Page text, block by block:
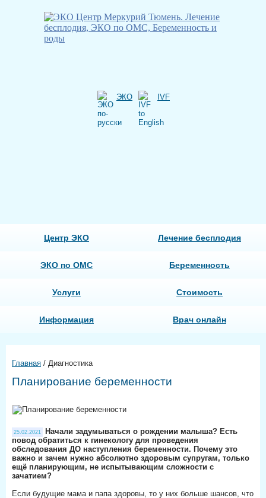
ЭКО IVF
Центр ЭКО Лечение бесплодия
ЭКО по ОМС Беременность
Услуги Стоимость
Информация Врач онлайн
Главная / Диагностика
Планирование беременности
25.02.2021
Начали задумываться о рождении малыша? Есть
повод обратиться к гинекологу для проведения
обследования ДО наступления беременности. Почему это
важно и зачем нужно абсолютно здоровым супругам, только
ещё планирующим, не испытывающим сложности с
зачатием?
Если будущие мама и папа здоровы, то у них больше шансов, что